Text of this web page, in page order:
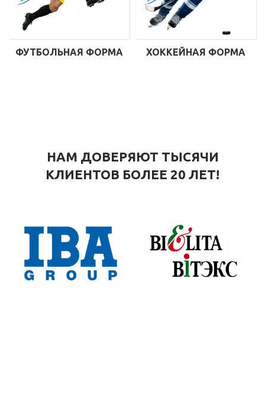
ФУТБОЛЬНАЯ ФОРМА ХОККЕЙНАЯ ФОРМА
НАМ ДОВЕРЯЮТ ТЫСЯЧИ
КЛИЕНТОВ БОЛЕЕ 20 ЛЕТ!